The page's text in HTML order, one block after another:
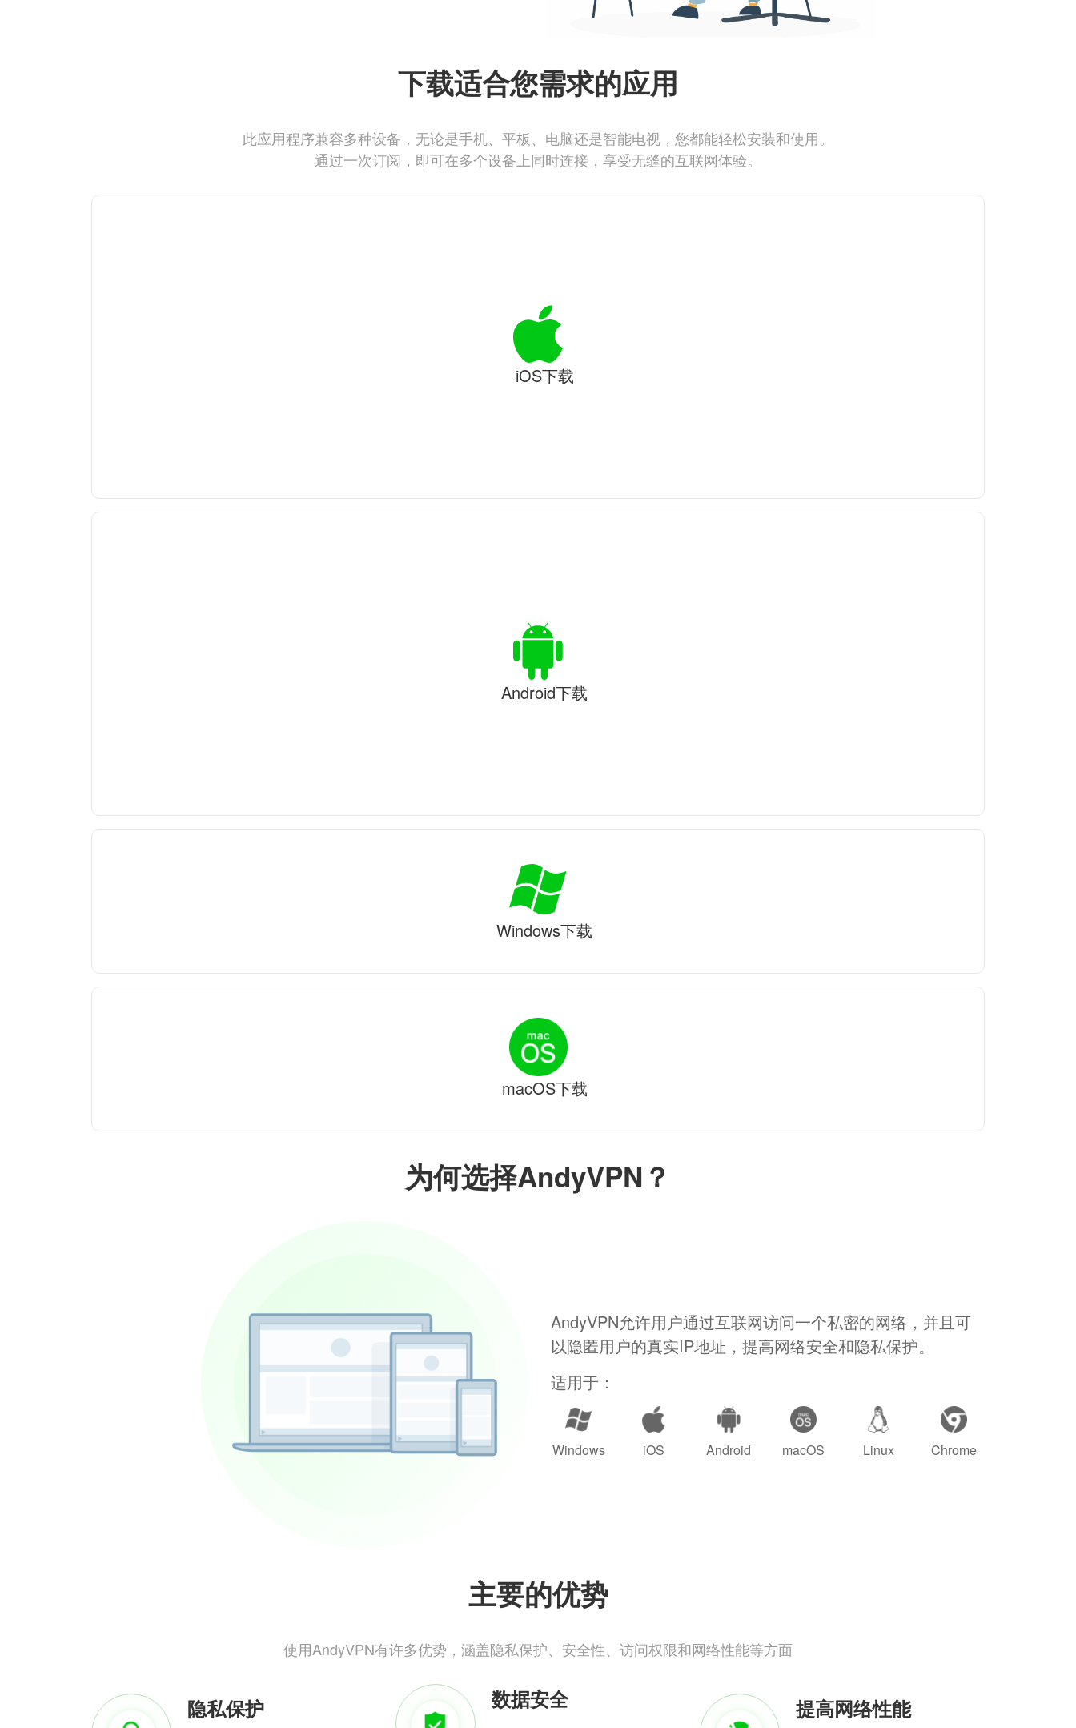
为何选择AndyVPN？
AndyVPN允许用户通过互联网访问一个私密的网络，并且可
以隐匿用户的真实IP地址，提高网络安全和隐私保护。
适用于：
Windows iOS Android macOS Linux Chrome
主要的优势
使用AndyVPN有许多优势，涵盖隐私保护、安全性、访问权限和网络性能等方面
隐私保护 数据安全 提高网络性能
下载适合您需求的应用
此应用程序兼容多种设备，无论是手机、平板、电脑还是智能电视，您都能轻松安装和使用。
通过一次订阅，即可在多个设备上同时连接，享受无缝的互联网体验。
iOS下载
Android下载
Windows下载
macOS下载